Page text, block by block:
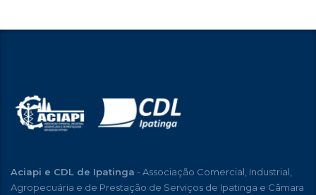
Aciapi e CDL de Ipatinga - Associação Comercial, Industrial,
Agropecuária e de Prestação de Serviços de Ipatinga e Câmara